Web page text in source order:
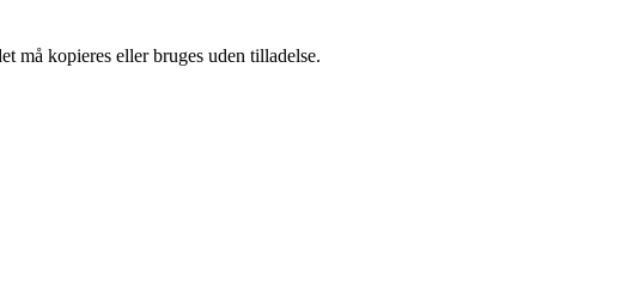
må kopieres eller bruges uden tilladelse.